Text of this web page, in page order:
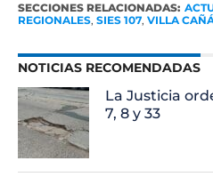
SECCIONES RELACIONADAS:
REGIONALES, SIES 107, VILLA
NOTICIAS RECOMENDADAS
La Justicia
7, 8 y 33